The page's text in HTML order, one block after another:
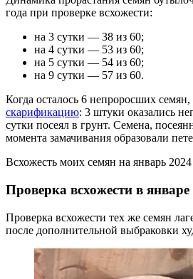
года при проверке всхожести:
на 3 сутки — 38 из 60;
на 4 сутки — 53 из 60;
на 5 сутки — 54 из 60;
на 9 сутки — 57 из 60.
Когда осталось 6 непроросших
скарификацию: 3 штуки оказались
сутки посеял в грунт. Семена,
момента замачивания образовали
Всхожесть моих семян на январь
Проверка всхожести в январе
Проверка всхожести тех же семян
после дополнительной выбраковки